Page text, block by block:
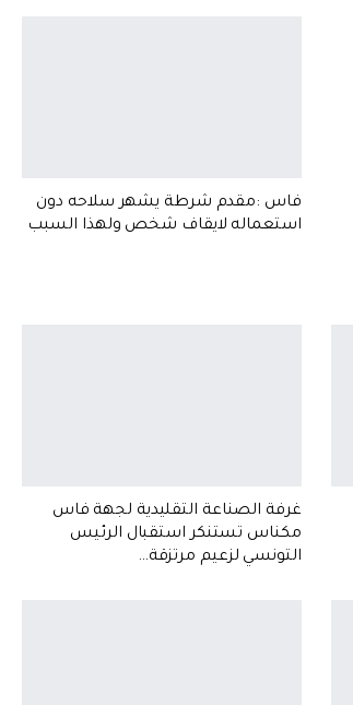
فاس :مقدم شرطة يشهر سلاحه دون
استعماله لايقاف شخص ولهذا السبب
غرفة الصناعة التقليدية لجهة فاس
مكناس تستنكر استقبال الرئيس
التونسي لزعيم مرتزقة…